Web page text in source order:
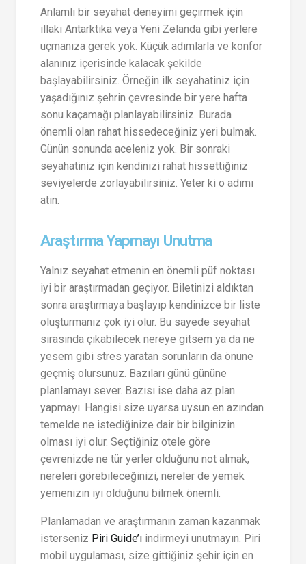
Anlamlı bir seyahat deneyimi geçirmek için
illaki Antarktika veya Yeni Zelanda gibi yerlere
uçmanıza gerek yok. Küçük adımlarla ve konfor
alanınız içerisinde kalacak şekilde
başlayabilirsiniz. Örneğin ilk seyahatiniz için
yaşadığınız şehrin çevresinde bir yere hafta
sonu kaçamağı planlayabilirsiniz. Burada
önemli olan rahat hissedeceğiniz yeri bulmak.
Günün sonunda aceleniz yok. Bir sonraki
seyahatiniz için kendinizi rahat hissettiğiniz
seviyelerde zorlayabilirsiniz. Yeter ki o adımı
atın.
Araştırma Yapmayı Unutma
Yalnız seyahat etmenin en önemli püf noktası
iyi bir araştırmadan geçiyor. Biletinizi aldıktan
sonra araştırmaya başlayıp kendinizce bir liste
oluşturmanız çok iyi olur. Bu sayede seyahat
sırasında çıkabilecek nereye gitsem ya da ne
yesem gibi stres yaratan sorunların da önüne
geçmiş olursunuz. Bazıları günü gününe
planlamayı sever. Bazısı ise daha az plan
yapmayı. Hangisi size uyarsa uysun en azından
temelde ne istediğinize dair bir bilginizin
olması iyi olur. Seçtiğiniz otele göre
çevrenizde ne tür yerler olduğunu not almak,
nereleri görebileceğinizi, nereler de yemek
yemenizin iyi olduğunu bilmek önemli.
Planlamadan ve araştırmanın zaman kazanmak
isterseniz Piri Guide’ıindirmeyi unutmayın. Piri
mobil uygulaması, size gittiğiniz şehir için en